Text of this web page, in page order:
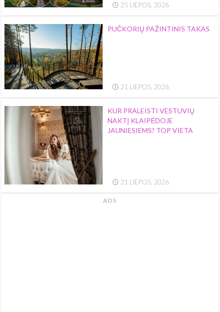
25 LIEPOS, 2026
PUČKORIŲ PAŽINTINIS TAKAS
21 LIEPOS, 2026
KUR PRALEISTI VESTUVIŲ
NAKTĮ KLAIPĖDOJE
JAUNIESIEMS? TOP VIETA
21 LIEPOS, 2026
ADS